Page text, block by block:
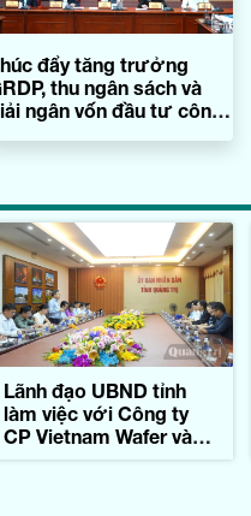
đẩy tăng trưởng
thu ngân sách và
ngân vốn đầu tư công
Lãnh đạo UBND tỉnh
làm việc với Công ty
CP Vietnam Wafer và